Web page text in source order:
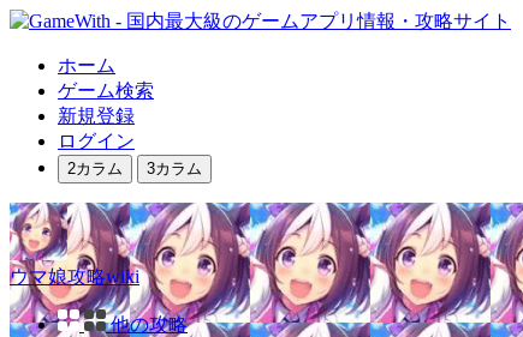
ホーム
ゲーム検索
新規登録
ログイン
2カラム 3カラム
ウマ娘攻略wiki
他の攻略